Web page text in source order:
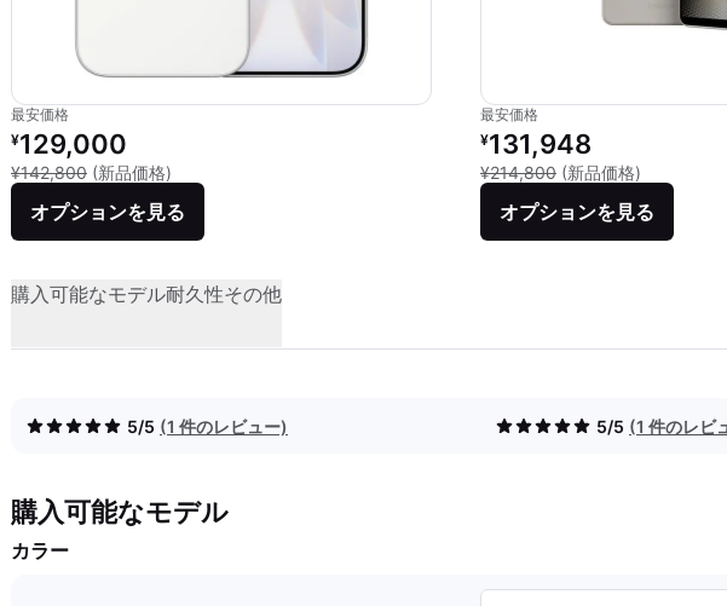
最安価格
リファービッシュ品の価格：
¥129,000
¥142,800 (新品価格)
オプションを見る
最安価格
リファービッシュ品の価格：
¥131,948
¥214,800 (新品価格)
オプションを見る
購入可能なモデル耐久性その他
5/5 (1 件のレビュー) 5/5 (1 件のレビ
購入可能なモデル
カラー